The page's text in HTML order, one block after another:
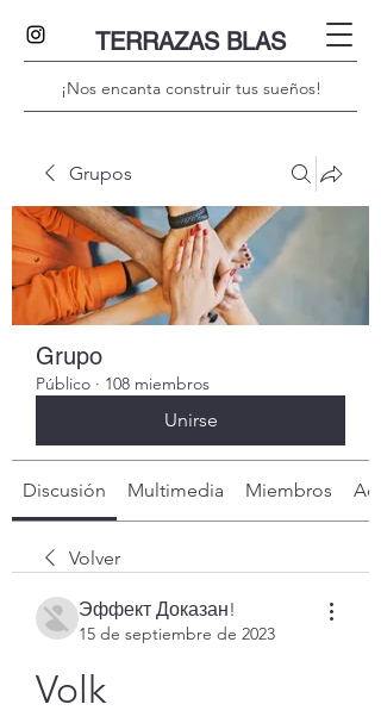
TERRAZAS BLAS
¡Nos encanta construir tus sueños!
Grupos
Grupo
Público · 108 miembros
Unirse
Discusión Multimedia Miembros
Volver
Эффект Доказан!
15 de septiembre de 2023
Volk